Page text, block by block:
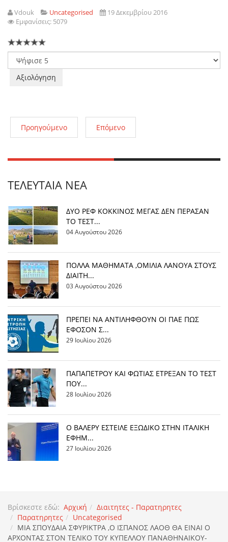
Vdouk Uncategorised
19 Δεκεμβρίου 2016
Εμφανίσεις: 5079
Παρακαλώ
αξιολογήστε
Προηγούμενο Επόμενο
ΤΕΛΕΥΤΑΊΑ ΝΈΑ
ΔΥΟ ΡΕΦ ΚΟΚΚΙΝΟΣ ΜΕΓΑΣ ΔΕΝ ΠΕΡΑΣΑΝ
ΤΟ ΤΕΣΤ...
04 Αυγούστου 2026
ΠΟΛΛΑ ΜΑΘΗΜΑΤΑ ,ΟΜΙΛΙΑ ΛΑΝΟΥΑ ΣΤΟΥΣ
ΔΙΑΙΤΗ...
03 Αυγούστου 2026
ΠΡΕΠΕΙ ΝΑ ΑΝΤΙΛΗΦΘΟΥΝ ΟΙ ΠΑΕ ΠΩΣ
ΕΦΟΣΟΝ Σ...
29 Ιουλίου 2026
ΠΑΠΑΠΕΤΡΟΥ ΚΑΙ ΦΩΤΙΑΣ ΕΤΡΕΞΑΝ ΤΟ ΤΕΣΤ
ΠΟΥ...
28 Ιουλίου 2026
Ο ΒΑΛΕΡΥ ΕΣΤΕΙΛΕ ΕΞΩΔΙΚΟ ΣΤΗΝ ΙΤΑΛΙΚΗ
ΕΦΗΜ...
27 Ιουλίου 2026
Βρίσκεστε εδώ: Αρχική
Διαιτητες - Παρατηρητες
Παρατηρητες
Uncategorised
MIA ΣΠΟΥΔΑΙΑ ΣΦΥΡΙΚΤΡΑ ,Ο ΙΣΠΑΝΟΣ ΛΑΟΘ ΘΑ ΕΙΝΑΙ Ο
ΑΡΧΟΝΤΑΣ ΣΤΟΝ ΤΕΛΙΚΟ ΤΟΥ ΚΥΠΕΛΛΟΥ ΠΑΝΑΘΗΝΑΙΚΟΥ-